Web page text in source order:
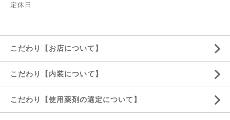
定休日
こだわり【お店について】
こだわり【内装について】
こだわり【使用薬剤の選定について】